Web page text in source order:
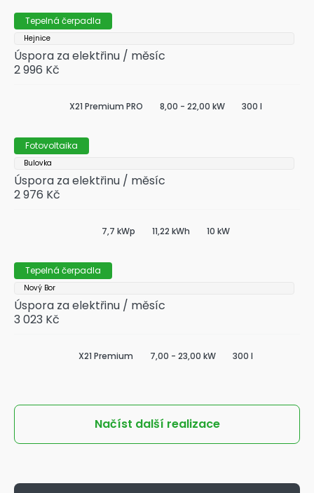
Tepelná čerpadla
Hejnice
Úspora za elektřinu / měsíc
2 996 Kč
X21 Premium PRO 8,00 - 22,00 kW 300 l
Fotovoltaika
Bulovka
Úspora za elektřinu / měsíc
2 976 Kč
7,7 kWp 11,22 kWh 10 kW
Tepelná čerpadla
Nový Bor
Úspora za elektřinu / měsíc
3 023 Kč
X21 Premium 7,00 - 23,00 kW 300 l
Načíst další realizace